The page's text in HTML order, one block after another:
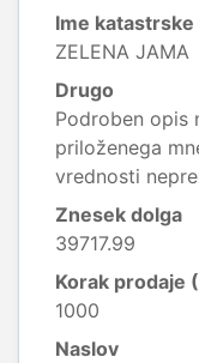
Ime katastrske
ZELENA JAMA
Drugo
Podroben opis
priloženega
vrednosti
Znesek dolga
39717.99
Korak prodaje
1000
Naslov